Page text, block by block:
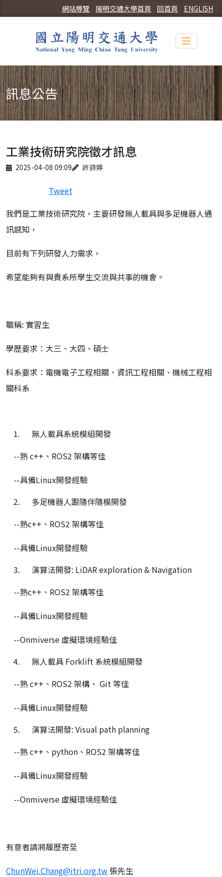
ENGLISH
回首頁
陽明交通大學首頁
網站導覽
Toggle
訊息公告
工業技術研究院徵才訊息
Published on
2025-04-08 09:09
Author 許詩婷
Tweet
我們是工業技術研究院，主要研發無人載具與多足機器人通
訊感知，
目前有下列研發人力需求，
希望能夠有與貴系所學生交流與共事的機會。
職稱: 實習生
學歷要求：大三、大四、碩士
科系要求：電機電子工程相關、資訊工程相關、機械工程相
關科系
無人載具系統模組開發
--熟 c++、ROS2 架構等佳
--具備Linux開發經驗
多足機器人跟隨伴隨模開發
--熟c++、ROS2 架構等佳
--具備Linux開發經驗
演算法開發: LiDAR exploration & Navigation
--熟c++、ROS2 架構等佳
--具備Linux開發經驗
--Onmiverse 虛擬環境經驗佳
無人載具 Forklift 系統模組開發
--熟 c++、ROS2 架構、 Git 等佳
--具備Linux開發經驗
演算法開發: Visual path planning
--熟 c++、python、ROS2 架構等佳
--具備Linux開發經驗
--Onmiverse 虛擬環境經驗佳
有意者請將履歷寄至
ChunWei.Chang@itri.org.tw張先生